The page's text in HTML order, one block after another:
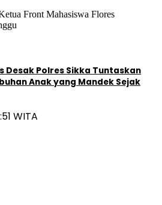
Desak Polres Sikka Tuntaskan
Anak yang Mandek Sejak
WITA